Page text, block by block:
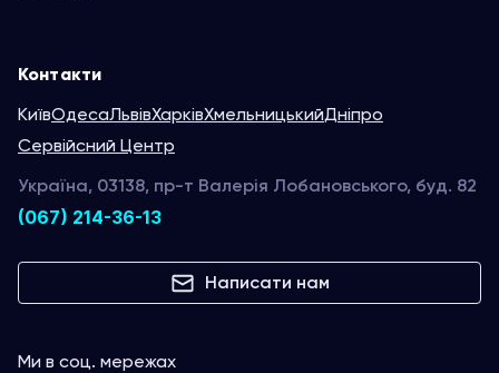
Контакти
КиївОдесаЛьвівХарківХмельницькийДніпро
Сервійсний Центр
Україна, 03138, пр-т Валерія Лобановського, буд. 82
(067) 214-36-13
Написати нам
Ми в соц. мережах